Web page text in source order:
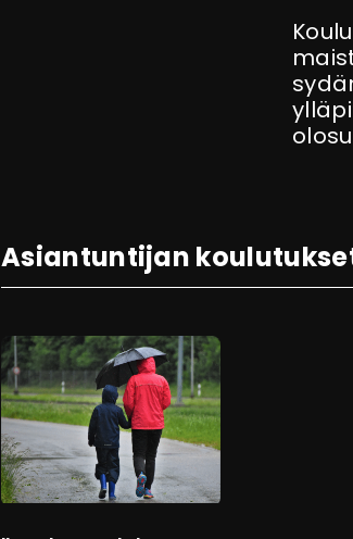
Asiantuntijan